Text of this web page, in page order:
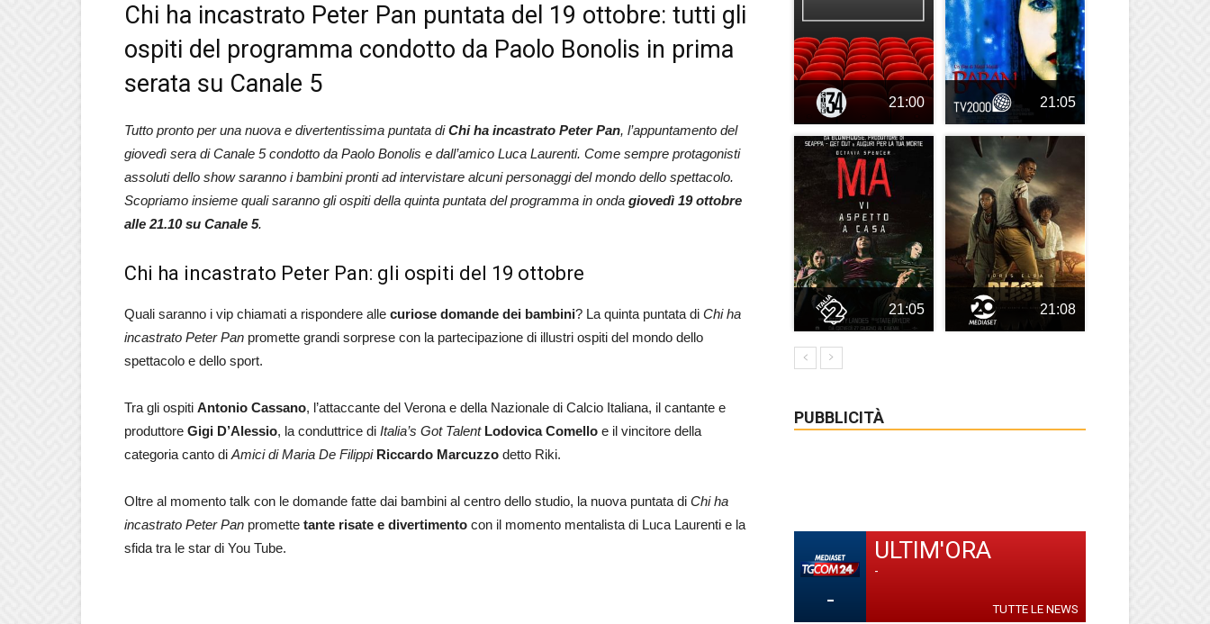
Chi ha incastrato Peter Pan puntata del 19 ottobre: tutti gli
ospiti del programma condotto da Paolo Bonolis in prima
serata su Canale 5
Tutto pronto per una nuova e divertentissima puntata diChi ha incastrato Peter Pan, l’appuntamento del
giovedì sera di Canale 5 condotto da Paolo Bonolis e dall’amico Luca Laurenti. Come sempre protagonisti
assoluti dello show saranno i bambini pronti ad intervistare alcuni personaggi del mondo dello spettacolo.
Scopriamo insieme quali saranno gli ospiti della quinta puntata del programma in onda giovedì 19 ottobre
alle 21.10 su Canale 5.
Chi ha incastrato Peter Pan: gli ospiti del 19 ottobre
Quali saranno i vip chiamati a rispondere alle curiose domande dei bambini? La quinta puntata di Chi ha
incastrato Peter Pan promette grandi sorprese con la partecipazione di illustri ospiti del mondo dello
spettacolo e dello sport.
Tra gli ospiti Antonio Cassano, l’attaccante del Verona e della Nazionale di Calcio Italiana, il cantante e
produttore Gigi D’Alessio, la conduttrice di Italia’s Got Talent Lodovica Comello e il vincitore della
categoria canto di Amici di Maria De Filippi Riccardo Marcuzzo detto Riki.
Oltre al momento talk con le domande fatte dai bambini al centro dello studio, la nuova puntata di Chi ha
incastrato Peter Pan promette tante risate e divertimento con il momento mentalista di Luca Laurenti e la
sfida tra le star di You Tube.
21:00 21:05
21:05 21:08
PUBBLICITÀ
-
ULTIM'ORA
-
TUTTE LE NEWS